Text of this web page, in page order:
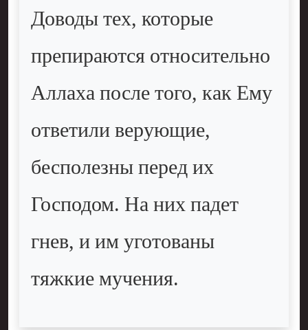
Доводы тех, которые
препираются относительно
Аллаха после того, как Ему
ответили верующие,
бесполезны перед их
Господом. На них падет
гнев, и им уготованы
тяжкие мучения.